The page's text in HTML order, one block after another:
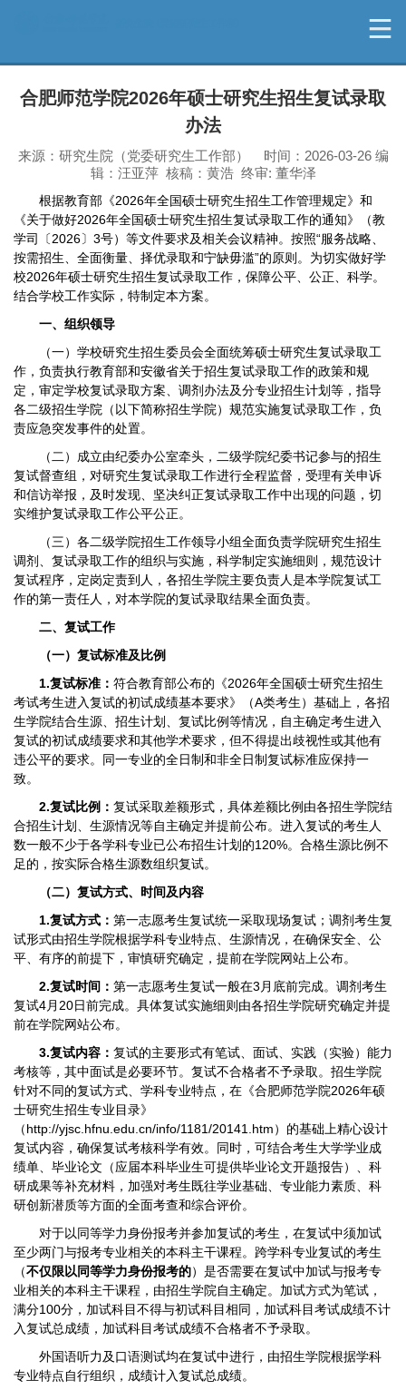
合肥师范学院2026年硕士研究生招生复试录取
办法
来源：研究生院（党委研究生工作部） 时间：2026-03-26 编
辑：汪亚萍 核稿：黄浩 终审: 董华泽
根据教育部《2026年全国硕士研究生招生工作管理规定》和
《关于做好2026年全国硕士研究生招生复试录取工作的通知》（教
学司〔2026〕3号）等文件要求及相关会议精神。按照“服务战略、
按需招生、全面衡量、择优录取和宁缺毋滥”的原则。为切实做好学
校2026年硕士研究生招生复试录取工作，保障公平、公正、科学。
结合学校工作实际，特制定本方案。
一、组织领导
（一）学校研究生招生委员会全面统筹硕士研究生复试录取工
作，负责执行教育部和安徽省关于招生复试录取工作的政策和规
定，审定学校复试录取方案、调剂办法及分专业招生计划等，指导
各二级招生学院（以下简称招生学院）规范实施复试录取工作，负
责应急突发事件的处置。
（二）成立由纪委办公室牵头，二级学院纪委书记参与的招生
复试督查组，对研究生复试录取工作进行全程监督，受理有关申诉
和信访举报，及时发现、坚决纠正复试录取工作中出现的问题，切
实维护复试录取工作公平公正。
（三）各二级学院招生工作领导小组全面负责学院研究生招生
调剂、复试录取工作的组织与实施，科学制定实施细则，规范设计
复试程序，定岗定责到人，各招生学院主要负责人是本学院复试工
作的第一责任人，对本学院的复试录取结果全面负责。
二、复试工作
（一）复试标准及比例
1.复试标准： 符合教育部公布的《2026年全国硕士研究生招生
考试考生进入复试的初试成绩基本要求》（A类考生）基础上，各招
生学院结合生源、招生计划、复试比例等情况，自主确定考生进入
复试的初试成绩要求和其他学术要求，但不得提出歧视性或其他有
违公平的要求。同一专业的全日制和非全日制复试标准应保持一
致。
2.复试比例： 复试采取差额形式，具体差额比例由各招生学院结
合招生计划、生源情况等自主确定并提前公布。进入复试的考生人
数一般不少于各学科专业已公布招生计划的120%。合格生源比例不
足的，按实际合格生源数组织复试。
（二）复试方式、时间及内容
1.复试方式： 第一志愿考生复试统一采取现场复试；调剂考生复
试形式由招生学院根据学科专业特点、生源情况，在确保安全、公
平、有序的前提下，审慎研究确定，提前在学院网站上公布。
2.复试时间： 第一志愿考生复试一般在3月底前完成。调剂考生
复试4月20日前完成。具体复试实施细则由各招生学院研究确定并提
前在学院网站公布。
3.复试内容： 复试的主要形式有笔试、面试、实践（实验）能力
考核等，其中面试是必要环节。复试不合格者不予录取。招生学院
针对不同的复试方式、学科专业特点，在《合肥师范学院2026年硕
士研究生招生专业目录》
（http://yjsc.hfnu.edu.cn/info/1181/20141.htm）的基础上精心设计
复试内容，确保复试考核科学有效。同时，可结合考生大学学业成
绩单、毕业论文（应届本科毕业生可提供毕业论文开题报告）、科
研成果等补充材料，加强对考生既往学业基础、专业能力素质、科
研创新潜质等方面的全面考查和综合评价。
对于以同等学力身份报考并参加复试的考生，在复试中须加试
至少两门与报考专业相关的本科主干课程。跨学科专业复试的考生
（不仅限以同等学力身份报考的）是否需要在复试中加试与报考专
业相关的本科主干课程，由招生学院自主确定。加试方式为笔试，
满分100分，加试科目不得与初试科目相同，加试科目考试成绩不计
入复试总成绩，加试科目考试成绩不合格者不予录取。
外国语听力及口语测试均在复试中进行，由招生学院根据学科
专业特点自行组织，成绩计入复试总成绩。